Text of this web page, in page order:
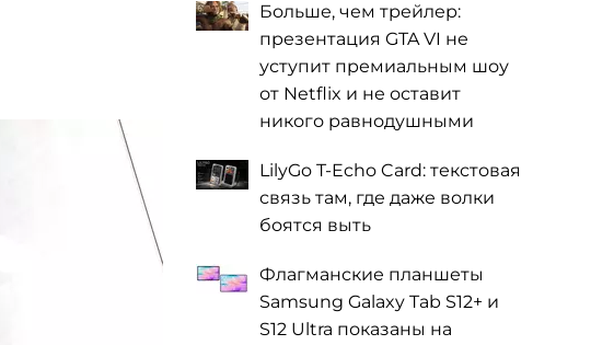
Больше, чем трейлер:
презентация GTA VI не
уступит премиальным шоу
от Netflix и не оставит
никого равнодушными
LilyGo T-Echo Card: текстовая
связь там, где даже волки
боятся выть
Флагманские планшеты
Samsung Galaxy Tab S12+ и
S12 Ultra показаны на